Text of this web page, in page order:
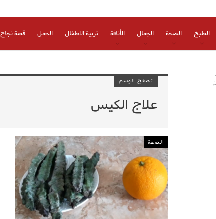
الطبخ الصحة الجمال الأناقة تربية الاطفال الحمل قصة نجاح
تصفح الوسم
علاج الكيس
الصحة